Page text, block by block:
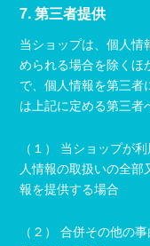
7. 第三者提供
当ショップは、個人
められる場合を除くほ
で、個人情報を第三者
は上記に定める第三者
（１） 当ショップが
人情報の取扱いの全
報を提供する場合
（２） 合併その他の